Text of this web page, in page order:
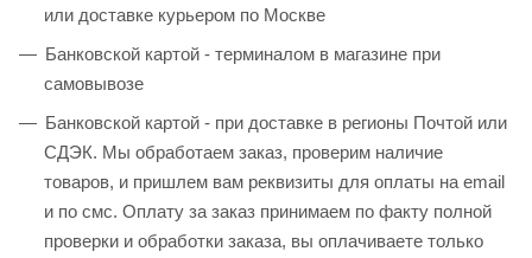
или доставке курьером по Москве
Банковской картой - терминалом в магазине при
самовывозе
Банковской картой - при доставке в регионы Почтой или
СДЭК. Мы обработаем заказ, проверим наличие
товаров, и пришлем вам реквизиты для оплаты на email
и по смс. Оплату за заказ принимаем по факту полной
проверки и обработки заказа, вы оплачиваете только